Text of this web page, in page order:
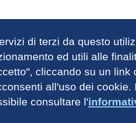
di terzi da questo
ed utili alle
cliccando su un
all'uso dei
consultare l'